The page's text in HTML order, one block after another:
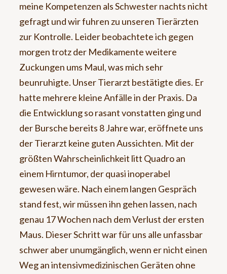
meine Kompetenzen als Schwester nachts nicht
gefragt und wir fuhren zu unseren Tierärzten
zur Kontrolle. Leider beobachtete ich gegen
morgen trotz der Medikamente weitere
Zuckungen ums Maul, was mich sehr
beunruhigte. Unser Tierarzt bestätigte dies. Er
hatte mehrere kleine Anfälle in der Praxis. Da
die Entwicklung so rasant vonstatten ging und
der Bursche bereits 8 Jahre war, eröffnete uns
der Tierarzt keine guten Aussichten. Mit der
größten Wahrscheinlichkeit litt Quadro an
einem Hirntumor, der quasi inoperabel
gewesen wäre. Nach einem langen Gespräch
stand fest, wir müssen ihn gehen lassen, nach
genau 17 Wochen nach dem Verlust der ersten
Maus. Dieser Schritt war für uns alle unfassbar
schwer aber unumgänglich, wenn er nicht einen
Weg an intensivmedizinischen Geräten ohne